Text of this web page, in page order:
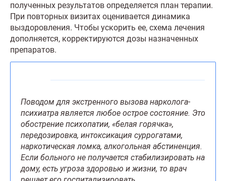
полученных результатов определяется план терапии.
При повторных визитах оценивается динамика
выздоровления. Чтобы ускорить ее, схема лечения
дополняется, корректируются дозы назначенных
препаратов.
Поводом для экстренного вызова нарколога-
психиатра является любое острое состояние. Это
обострение психопатии, «белая горячка»,
передозировка, интоксикация суррогатами,
наркотическая ломка, алкогольная абстиненция.
Если больного не получается стабилизировать на
дому, есть угроза здоровью и жизни, то врач